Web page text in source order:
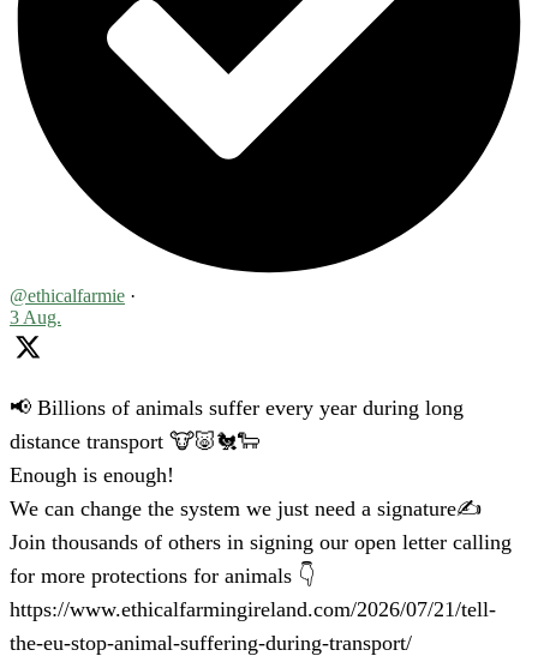
@ethicalfarmie ·
3 Aug.
📢 Billions of animals suffer every year during long
distance transport 🐮🐷🐔🐑
Enough is enough!
We can change the system we just need a signature✍️
Join thousands of others in signing our open letter calling
for more protections for animals 👇
https://www.ethicalfarmingireland.com/2026/07/21/tell-
the-eu-stop-animal-suffering-during-transport/